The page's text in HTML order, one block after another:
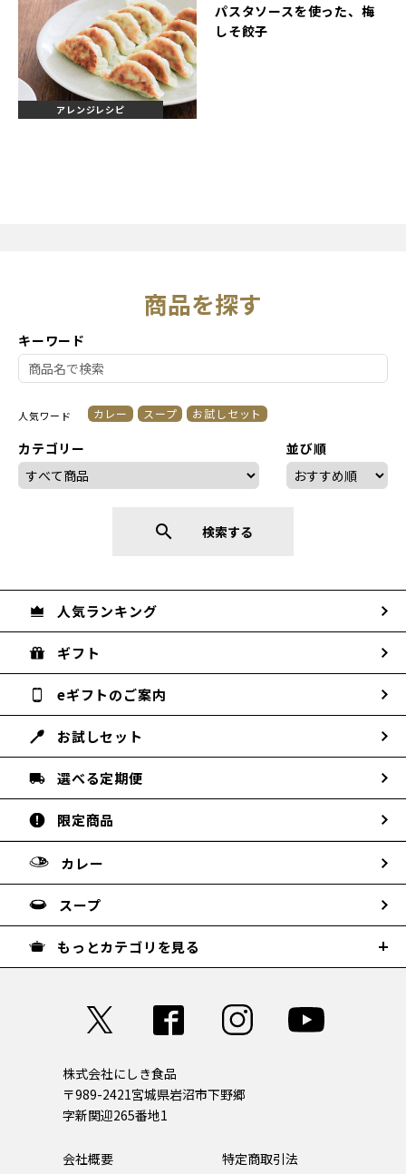
アレンジレシピ
パスタソースを使った、梅
しそ餃子
商品を探す
キーワード
カテゴリー
人気ワード カレー スープ お試しセット
並び順
search 検索する
人気ランキング
ギフト
eギフトのご案内
お試しセット
選べる定期便
限定商品
カレー
スープ
もっとカテゴリを見る
株式会社にしき食品
〒989-2421宮城県岩沼市下野郷
字新関迎265番地1
会社概要 特定商取引法